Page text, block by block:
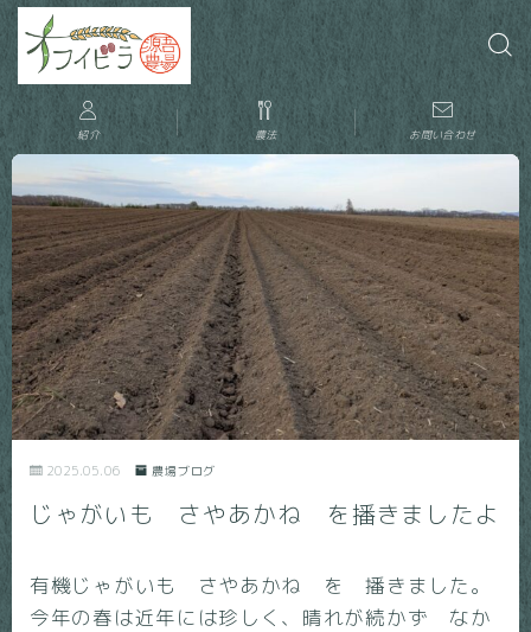
紹介 農法 お問い合わせ
2025.05.06 農場ブログ
じゃがいも さやあかね を播きましたよ
有機じゃがいも さやあかね を 播きました。
今年の春は近年には珍しく、晴れが続かず なか